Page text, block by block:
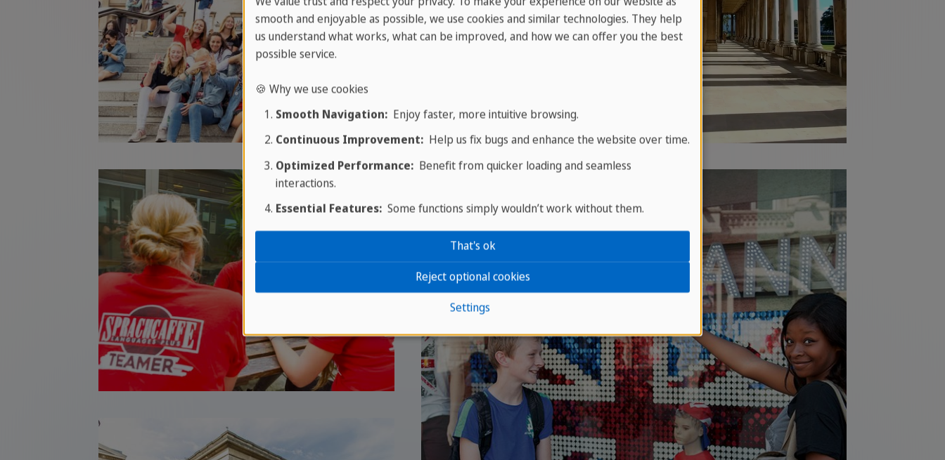
smooth and enjoyable as possible, we use cookies and similar technologies. They help
us understand what works, what can be improved, and how we can offer you the best
possible service.
🍪 Why we use cookies
Smooth Navigation:Enjoy faster, more intuitive browsing.
Continuous Improvement:Help us fix bugs and enhance the website over time.
Optimized Performance:Benefit from quicker loading and seamless
interactions.
Essential Features:Some functions simply wouldn’t work without them.
Settings
Reject optional cookies
That's ok